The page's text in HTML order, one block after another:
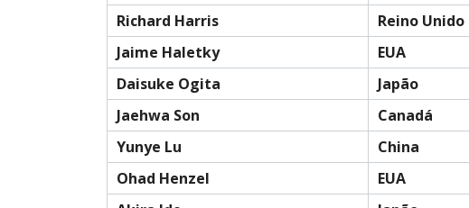
Richard Harris
Reino Unido
Jaime Haletky
EUA
Daisuke Ogita
Japão
Jaehwa Son
Canadá
Yunye Lu
China
Ohad Henzel
EUA